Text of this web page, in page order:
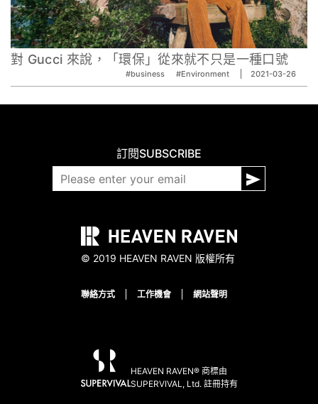
對 Gucci 來說，「環保」從來就不只是一種口號
#business #Environment 2021-03-26
訂閱SUBSCRIBE
© 2019 HEAVEN RAVEN 版權所有
聯絡方式 工作機會 網站聲明
HEAVEN RAVEN® 商標由
SUPERVIVAL, Ltd. 註冊持有